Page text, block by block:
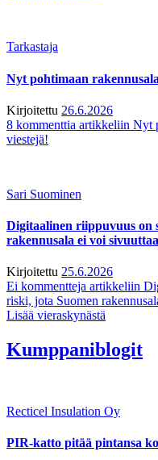
Tarkastaja
Nyt pohtimaan
Kirjoitettu 26.6.2026
8 kommenttia artikkeliin Nyt
viestejä!
Sari Suominen
Digitaalinen riippuvuus on
rakennusala ei voi sivuuttaa
Kirjoitettu 25.6.2026
Ei kommentteja artikkeliin
riski, jota Suomen
Lisää vieraskynästä
Kumppaniblogit
Recticel Insulation Oy
PIR-katto pitää pintansa